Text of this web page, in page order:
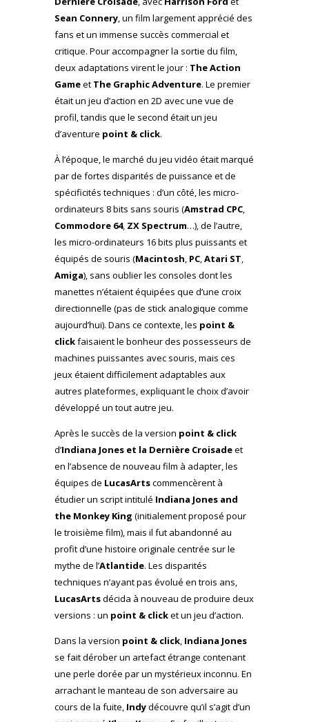
Sean Connery, un film largement apprécié des
fans et un immense succès commercial et
critique. Pour accompagner la sortie du film,
deux adaptations virent le jour : The Action
Gameet The Graphic Adventure. Le premier
était un jeu d’action en 2D avec une vue de
profil, tandis que le second était un jeu
d’aventure point & click.
À l’époque, le marché du jeu vidéo était marqué
par de fortes disparités de puissance et de
spécificités techniques : d’un côté, les micro-
ordinateurs 8 bits sans souris (Amstrad CPC,
Commodore 64, ZX Spectrum…), de l’autre,
les micro-ordinateurs 16 bits plus puissants et
équipés de souris (Macintosh, PC,Atari ST,
Amiga), sans oublier les consoles dont les
manettes n’étaient équipées que d’une croix
directionnelle (pas de stick analogique comme
aujourd’hui). Dans ce contexte, les point &
clickfaisaient le bonheur des possesseurs de
machines puissantes avec souris, mais ces
jeux étaient difficilement adaptables aux
autres plateformes, expliquant le choix d’avoir
développé un tout autre jeu.
Après le succès de la version point & click
d’Indiana Jones et la Dernière Croisadeet
en l’absence de nouveau film à adapter, les
équipes de LucasArtscommencèrent à
étudier un script intitulé Indiana Jones and
the Monkey King (initialement proposé pour
le troisième film), mais il fut abandonné au
profit d’une histoire originale centrée sur le
mythe de l’Atlantide. Les disparités
techniques n’ayant pas évolué en trois ans,
LucasArtsdécida à nouveau de produire deux
versions : un point & clicket un jeu d’action.
Dans la version point & click, Indiana Jones
se fait dérober un artefact étrange contenant
une perle dorée par un mystérieux inconnu. En
arrachant le manteau de son adversaire au
cours de la fuite, Indydécouvre qu’il s’agit d’un